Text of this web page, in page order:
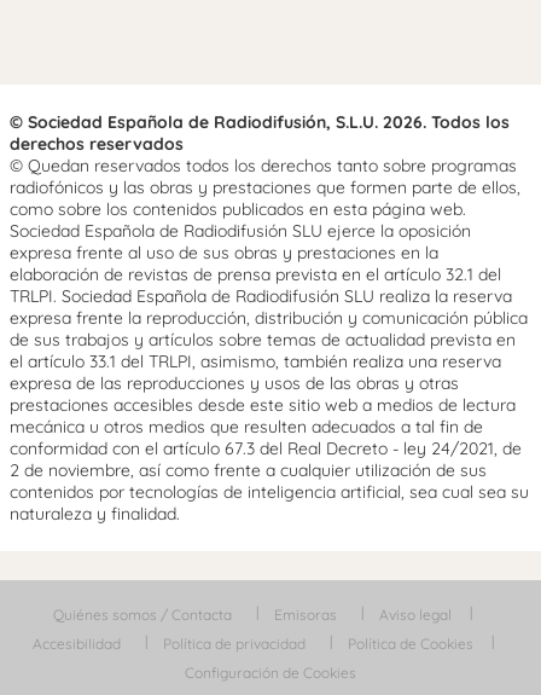
© Sociedad Española de Radiodifusión, S.L.U. 2026. Todos los
derechos reservados
© Quedan reservados todos los derechos tanto sobre programas
radiofónicos y las obras y prestaciones que formen parte de ellos,
como sobre los contenidos publicados en esta página web.
Sociedad Española de Radiodifusión SLU ejerce la oposición
expresa frente al uso de sus obras y prestaciones en la
elaboración de revistas de prensa prevista en el artículo 32.1 del
TRLPI. Sociedad Española de Radiodifusión SLU realiza la reserva
expresa frente la reproducción, distribución y comunicación pública
de sus trabajos y artículos sobre temas de actualidad prevista en
el artículo 33.1 del TRLPI, asimismo, también realiza una reserva
expresa de las reproducciones y usos de las obras y otras
prestaciones accesibles desde este sitio web a medios de lectura
mecánica u otros medios que resulten adecuados a tal fin de
conformidad con el artículo 67.3 del Real Decreto - ley 24/2021, de
2 de noviembre, así como frente a cualquier utilización de sus
contenidos por tecnologías de inteligencia artificial, sea cual sea su
naturaleza y finalidad.
Quiénes somos / Contacta Emisoras
Aviso legal
Accesibilidad
Política de privacidad
Política de Cookies
Configuración de Cookies